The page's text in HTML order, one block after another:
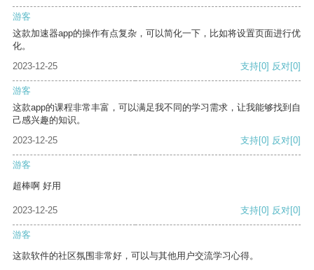
游客
这款加速器app的操作有点复杂，可以简化一下，比如将设置页面进行优
化。
2023-12-25
支持[0] 反对[0]
游客
这款app的课程非常丰富，可以满足我不同的学习需求，让我能够找到自
己感兴趣的知识。
2023-12-25
支持[0] 反对[0]
游客
超棒啊 好用
2023-12-25 支持[0] 反对[0]
游客
这款软件的社区氛围非常好，可以与其他用户交流学习心得。